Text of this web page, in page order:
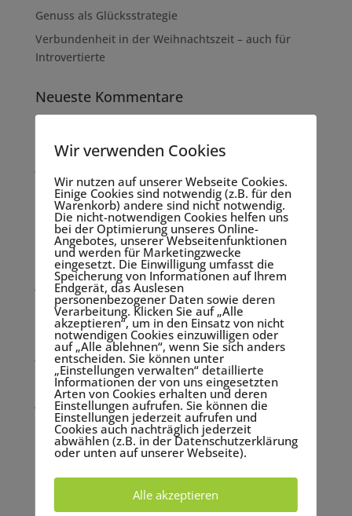
Genuss als Glücksstrategie
Verbundenheit in der Weihnachtszeit – auch für
Introvertierte
Neueste Kommentare
Archiv
Oktober 2024
April 2024
März 2024
Dezember 2023
Juni 2023
Mai 2023
Februar 2023
Januar 2023
September 2022
Juni 2022
Mai 2022
März 2022
Wir verwenden Cookies
Wir nutzen auf unserer Webseite Cookies.
Einige Cookies sind notwendig (z.B. für den
Warenkorb) andere sind nicht notwendig.
Die nicht-notwendigen Cookies helfen uns
bei der Optimierung unseres Online-
Angebotes, unserer Webseitenfunktionen
und werden für Marketingzwecke
eingesetzt. Die Einwilligung umfasst die
Speicherung von Informationen auf Ihrem
Endgerät, das Auslesen
personenbezogener Daten sowie deren
Verarbeitung. Klicken Sie auf „Alle
akzeptieren“, um in den Einsatz von nicht
notwendigen Cookies einzuwilligen oder
auf „Alle ablehnen“, wenn Sie sich anders
entscheiden. Sie können unter
„Einstellungen verwalten“ detaillierte
Informationen der von uns eingesetzten
Arten von Cookies erhalten und deren
Einstellungen aufrufen. Sie können die
Einstellungen jederzeit aufrufen und
Cookies auch nachträglich jederzeit
abwählen (z.B. in der Datenschutzerklärung
oder unten auf unserer Webseite).
Alle akzeptieren